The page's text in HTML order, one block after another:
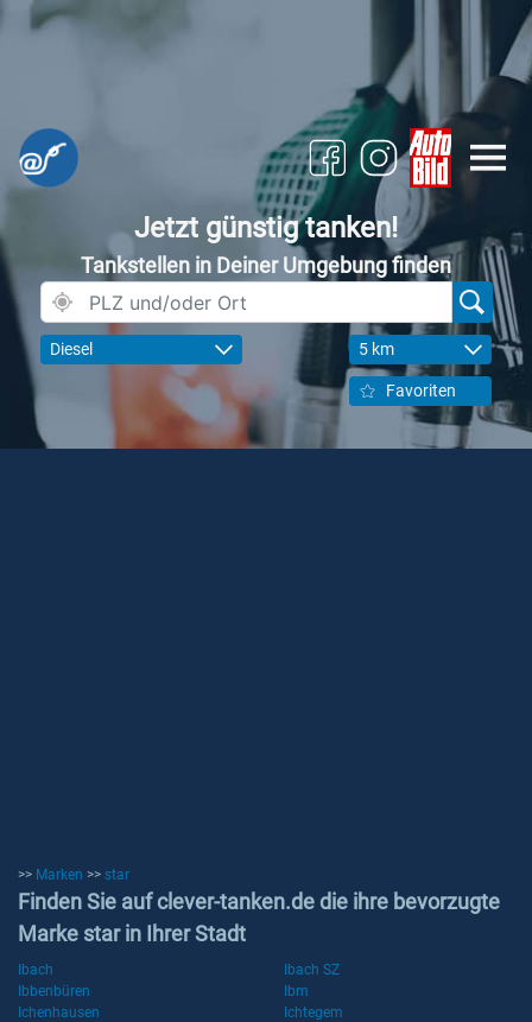
Jetzt günstig tanken!
Tankstellen in Deiner Umgebung finden
Diesel 5 km
Favoriten
>> Marken >> star
Finden Sie auf clever-tanken.de die ihre bevorzugte
Marke star in Ihrer Stadt
Ibach
Ibach SZ
Ibbenbüren
Ibm
Ichenhausen
Ichtegem